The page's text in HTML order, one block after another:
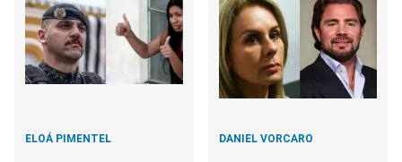
ELOÁ PIMENTEL DANIEL VORCARO